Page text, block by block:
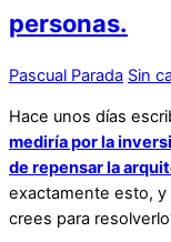
personas.
Pascual Parada Sin
Hace unos días
mediría por la
de repensar la
exactamente esto,
crees para